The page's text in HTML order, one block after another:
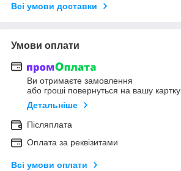
Всі умови доставки
Умови оплати
Ви отримаєте замовлення
або гроші повернуться на вашу картку
Детальніше
Післяплата
Оплата за реквізитами
Всі умови оплати